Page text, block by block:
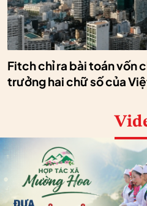
Fitch chỉ ra bài toán vốn
trưởng hai chữ số của